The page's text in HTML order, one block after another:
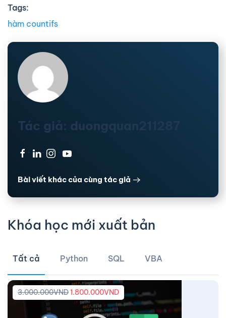
Tags:
hàm countifs
Tác giả: duongquan211287
· · ·
Bài viết khác của cùng tác giả
Khóa học mới xuất bản
Tất cả Python SQL VBA
3.000.000VND1.800.000VND